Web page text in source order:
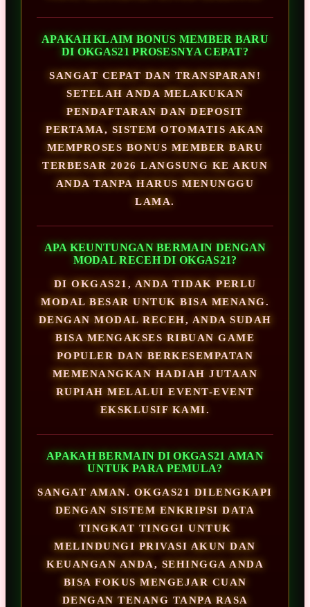
APAKAH KLAIM BONUS MEMBER BARU
DI OKGAS21 PROSESNYA CEPAT?
SANGAT CEPAT DAN TRANSPARAN!
SETELAH ANDA MELAKUKAN
PENDAFTARAN DAN DEPOSIT
PERTAMA, SISTEM OTOMATIS AKAN
MEMPROSES BONUS MEMBER BARU
TERBESAR 2026 LANGSUNG KE AKUN
ANDA TANPA HARUS MENUNGGU
LAMA.
APA KEUNTUNGAN BERMAIN DENGAN
MODAL RECEH DI OKGAS21?
DI OKGAS21, ANDA TIDAK PERLU
MODAL BESAR UNTUK BISA MENANG.
DENGAN MODAL RECEH, ANDA SUDAH
BISA MENGAKSES RIBUAN GAME
POPULER DAN BERKESEMPATAN
MEMENANGKAN HADIAH JUTAAN
RUPIAH MELALUI EVENT-EVENT
EKSKLUSIF KAMI.
APAKAH BERMAIN DI OKGAS21 AMAN
UNTUK PARA PEMULA?
SANGAT AMAN. OKGAS21 DILENGKAPI
DENGAN SISTEM ENKRIPSI DATA
TINGKAT TINGGI UNTUK
MELINDUNGI PRIVASI AKUN DAN
KEUANGAN ANDA, SEHINGGA ANDA
BISA FOKUS MENGEJAR CUAN
DENGAN TENANG TANPA RASA